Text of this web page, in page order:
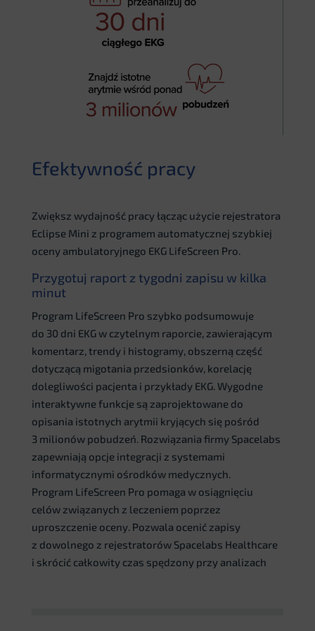
Efektywność pracy
Zwiększ wydajność pracy łącząc użycie rejestratora
Eclipse Mini z programem automatycznej szybkiej
oceny ambulatoryjnego EKG LifeScreen Pro.
Przygotuj raport z tygodni zapisu w kilka
minut
Program LifeScreen Pro szybko podsumowuje
do 30 dni EKG w czytelnym raporcie, zawierającym
komentarz, trendy i histogramy, obszerną część
dotyczącą migotania przedsionków, korelację
dolegliwości pacjenta i przykłady EKG. Wygodne
interaktywne funkcje są zaprojektowane do
opisania istotnych arytmii kryjących się pośród
3 milionów pobudzeń. Rozwiązania firmy Spacelabs
zapewniają opcje integracji z systemami
informatycznymi ośrodków medycznych.
Program LifeScreen Pro pomaga w osiągnięciu
celów związanych z leczeniem poprzez
uproszczenie oceny. Pozwala ocenić zapisy
z dowolnego z rejestratorów Spacelabs Healthcare
i skrócić całkowity czas spędzony przy analizach